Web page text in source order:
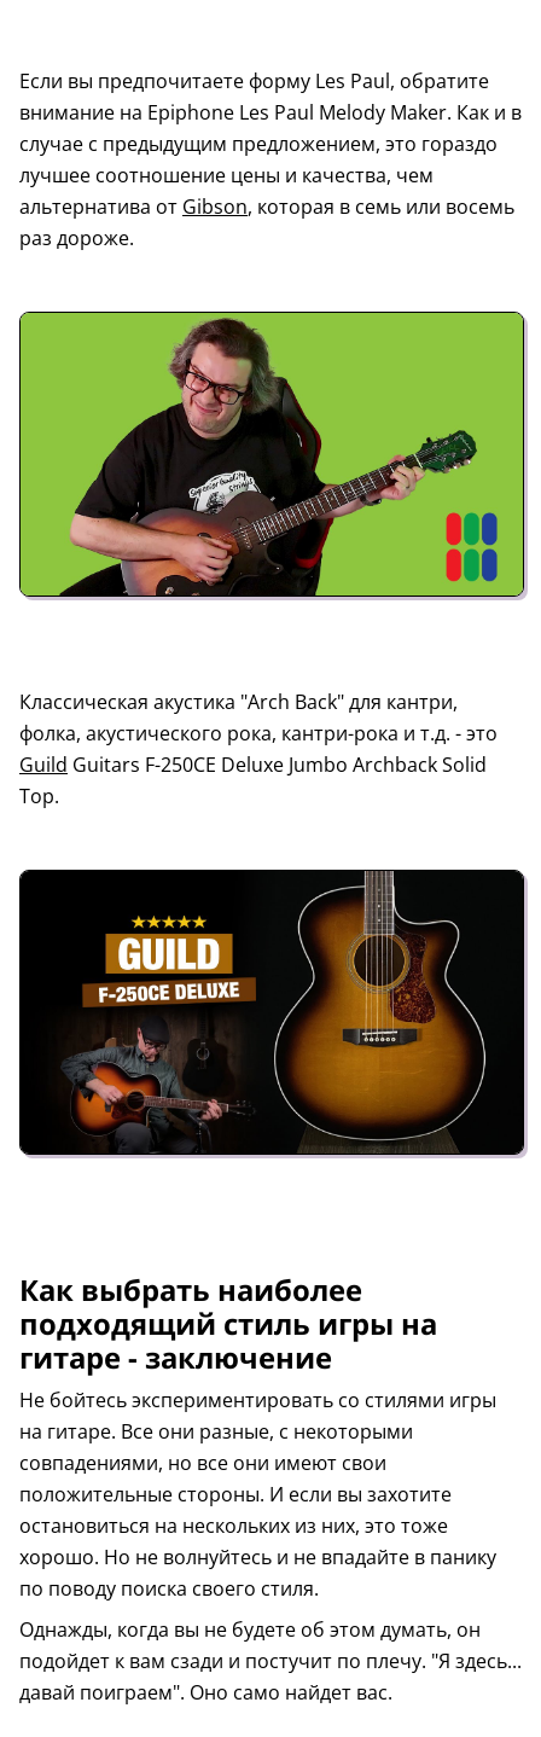
Если вы предпочитаете форму Les Paul, обратите
внимание на Epiphone Les Paul Melody Maker. Как и в
случае с предыдущим предложением, это гораздо
лучшее соотношение цены и качества, чем
альтернатива от Gibson, которая в семь или восемь
раз дороже.
Классическая акустика "Arch Back" для кантри,
фолка, акустического рока, кантри-рока и т.д. - это
Guild Guitars F-250CE Deluxe Jumbo Archback Solid
Top.
Как выбрать наиболее
подходящий стиль игры на
гитаре - заключение
Не бойтесь экспериментировать со стилями игры
на гитаре. Все они разные, с некоторыми
совпадениями, но все они имеют свои
положительные стороны. И если вы захотите
остановиться на нескольких из них, это тоже
хорошо. Но не волнуйтесь и не впадайте в панику
по поводу поиска своего стиля.
Однажды, когда вы не будете об этом думать, он
подойдет к вам сзади и постучит по плечу. "Я здесь...
давай поиграем". Оно само найдет вас.